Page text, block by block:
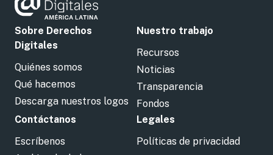
Sobre Derechos
Digitales
Quiénes somos
Qué hacemos
Descarga nuestros logos
Nuestro trabajo
Recursos
Noticias
Transparencia
Fondos
Contáctanos
Escríbenos
Legales
Políticas de privacidad